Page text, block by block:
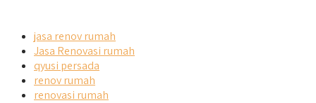
jasa renov rumah
Jasa Renovasi rumah
qyusi persada
renov rumah
renovasi rumah